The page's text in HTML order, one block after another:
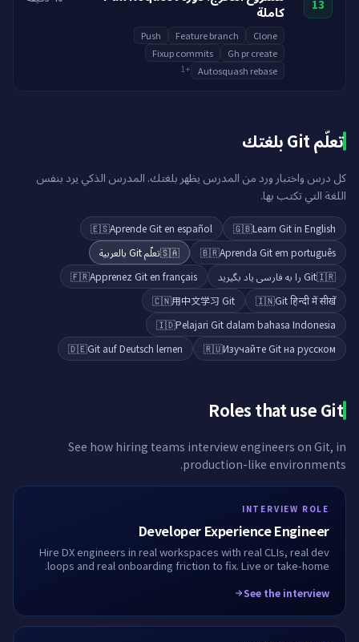
13
كاملة
Clone
Feature branch
Push
Gh pr create
Fixup commits
Autosquash rebase
+
1
تعلّم Git بلغتك
كل درس واختبار ورد من المدرس يظهر بلغتك. المدرس الذكي يرد بنفس
اللغة التي تكتب بها.
🇬🇧Learn Git in English
🇪🇸Aprende Git en español
🇧🇷Aprenda Git em português
🇸🇦تعلّم Git بالعربية
🇮🇷Git را به فارسی یاد بگیرید 🇫🇷Apprenez Git en français
🇮🇳Git हिन्दी में सीखें
🇨🇳用中文学习 Git
🇮🇩Pelajari Git dalam bahasa Indonesia
🇷🇺Изучайте Git на русском
🇩🇪Git auf Deutsch lernen
Roles that use Git
See how hiring teams interview engineers on Git, in
production-like environments.
INTERVIEW ROLE
Developer Experience Engineer
Hire DX engineers in real workspaces with real CLIs, real dev
loops and real onboarding friction to fix. Live or take-home.
See the interview